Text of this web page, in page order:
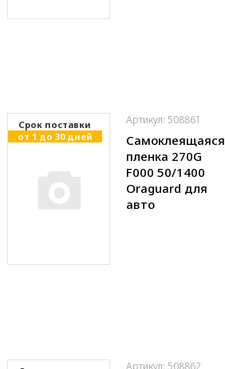
Cрок поставки
от 1 до 30 дней
Артикул: 508861
Самоклеящаяся
пленка 270G
F000 50/1400
Oraguard для
авто
Артикул: 508862